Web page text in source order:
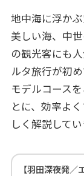
地中海に浮か
美しい海、中
の観光客にも
ルタ旅行が初
モデルコース
とに、効率よ
しく解説してい
【羽田深夜発／